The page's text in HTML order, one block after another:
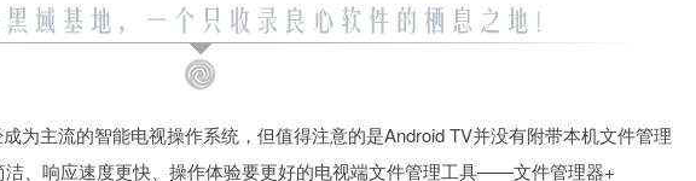
为主流的智能电视操作系统，但值得注意的是Android TV并没有附带本机文件管理
、响应速度更快、操作体验要更好的电视端文件管理工具——文件管理器+